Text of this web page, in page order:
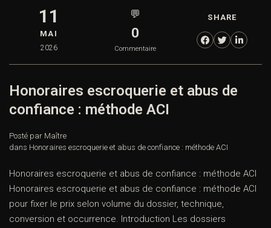
11
MAI
2026
💬
0
Commentaire
SHARE
Honoraires escroquerie et abus de
confiance : méthode ACI
Posté par Maître
dans Honoraires escroquerie et abus de confiance : méthode ACI
Honoraires escroquerie et abus de confiance : méthode ACI
Honoraires escroquerie et abus de confiance : méthode ACI
pour fixer le prix selon volume du dossier, technique,
conversion et occurrence. Introduction Les dossiers